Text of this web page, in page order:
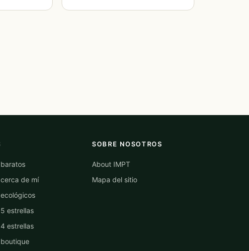
de mí
estrellas
estrellas
SOBRE NOSOTROS
About IMPT
Mapa del sitio